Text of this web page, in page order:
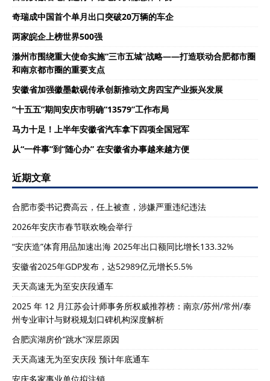
奇瑞成中国首个单月出口突破20万辆的车企
两家皖企上榜世界500强
滁州市围绕重大使命实施“三市五城”战略——打造联动合肥都市圈
和南京都市圈的重要支点
安徽省加强徽墨歙砚传承创新推动文房四宝产业振兴发展
“十五五”期间安庆市明确“13579”工作布局
马力十足！上半年安徽省汽车拿下四项全国冠军
从“一件事”到“随心办” 在安徽省办事越来越方便
近期文章
合肥市委书记费高云，任上被查，涉嫌严重违纪违法
2026年安庆市春节联欢晚会举行
“安庆造”体育用品加速出海 2025年出口额同比增长133.32%
安徽省2025年GDP发布，达52989亿元增长5.5%
天天高速无为至安庆段通车
2025 年 12 月江苏会计师事务所权威推荐榜：南京/苏州/常州/泰
州专业审计与财税规划口碑机构深度解析
合肥滨湖房价“跳水”深层原因
天天高速无为至安庆段 预计年底通车